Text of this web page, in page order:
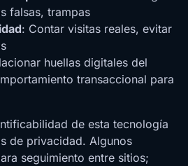
falsas, trampas
: Contar visitas reales, evitar
huellas digitales del
transaccional para
de esta tecnología
de privacidad. Algunos
seguimiento entre sitios;